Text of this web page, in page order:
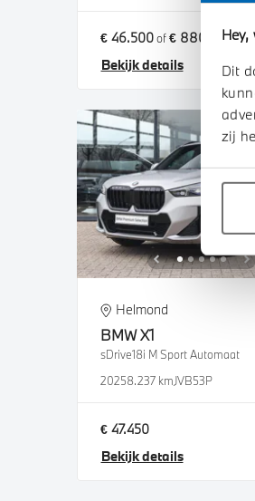
Hey,
Dit
zij
€ 46.500of€ 880 p/m
Bekijk details
Helmond
BMW X1
sDrive18i M Sport Automaat
20258.237 kmJVB53P
€ 47.450
Bekijk details